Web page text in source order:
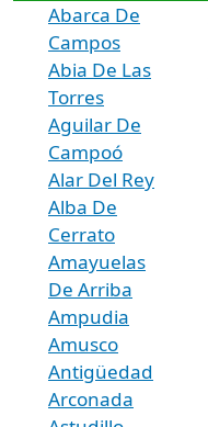
Abarca De
Campos
Abia De Las
Torres
Aguilar De
Campoó
Alar Del Rey
Alba De
Cerrato
Amayuelas
De Arriba
Ampudia
Amusco
Antigüedad
Arconada